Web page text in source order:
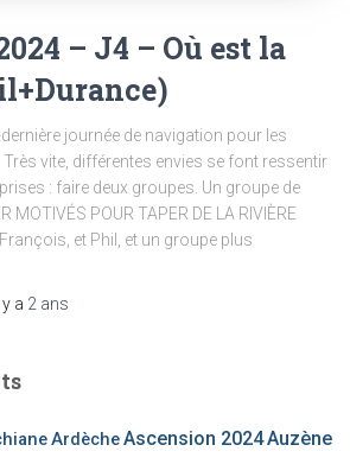
– J4 – Où est la
journée de navigation pour les
Très vite, différentes envies se font ressentir
: faire deux groupes. Un groupe de
MOTIVÉS POUR TAPER DE LA RIVIÈRE
et Phil, et un groupe plus
y a 2 ans
ArdècheAscension 2024Auzène